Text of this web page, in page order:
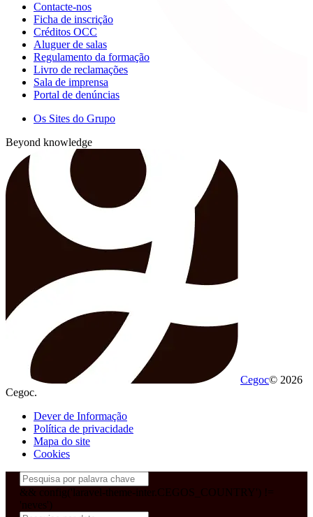
Contacte-nos
Ficha de inscrição
Créditos OCC
Aluguer de salas
Regulamento da formação
Livro de reclamações
Sala de imprensa
Portal de denúncias
Os Sites do Grupo
Beyond knowledge
Cegoc© 2026
Cegoc.
Dever de Informação
Política de privacidade
Mapa do site
Cookies
&& config('laravel-theme-inter.CEGOS_COUNTRY') !=
'neves')